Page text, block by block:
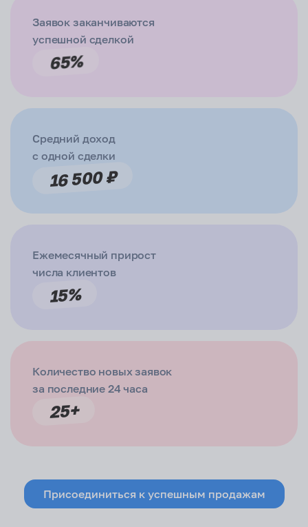
Заявок заканчиваются
успешной сделкой
65%
Средний доход
с одной сделки
16 500 ₽
Ежемесячный прирост
числа клиентов
15%
Количество новых заявок
за последние 24 часа
25+
Присоединиться к успешным продажам